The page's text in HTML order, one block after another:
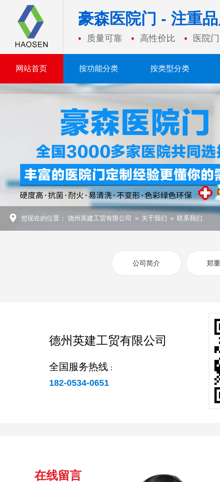
豪森医院门 - 注重
质量可靠 高性价比 医院
网站首页 按功能分类 按类型分类
您现在的位置： 德州英建工贸有限公司 » 关于我们 » 联系我们
公司简介 郑
德州英建工贸有限公司
全国服务热线 ：
182-0534-0651
在线留言